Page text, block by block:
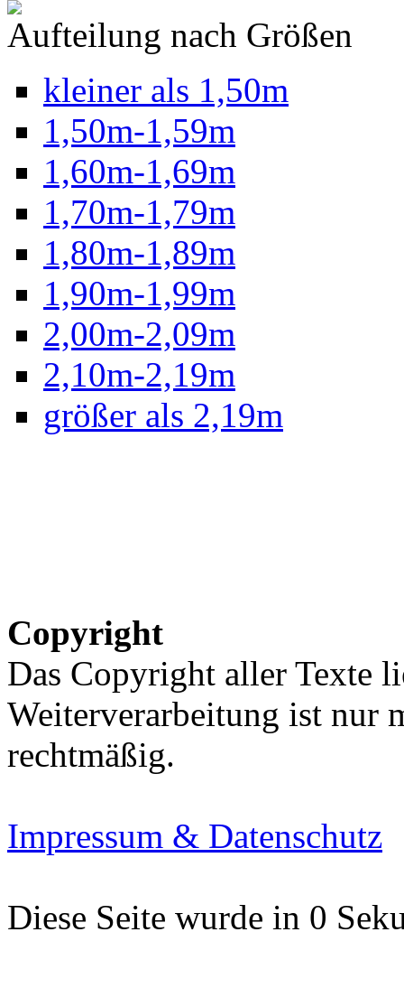
Aufteilung nach Größen
kleiner als 1,50m
1,50m-1,59m
1,60m-1,69m
1,70m-1,79m
1,80m-1,89m
1,90m-1,99m
2,00m-2,09m
2,10m-2,19m
größer als 2,19m
Copyright
Das Copyright aller Texte
Weiterverarbeitung ist nur
rechtmäßig.
Impressum & Datenschutz
Diese Seite wurde in 0